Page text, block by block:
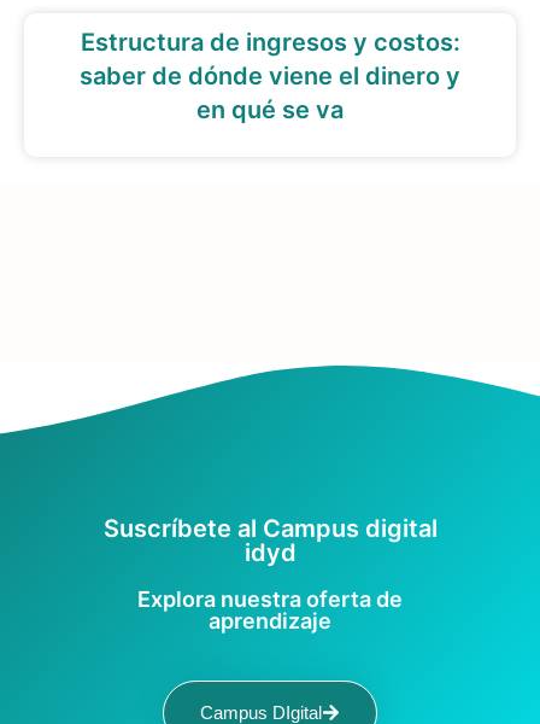
Estructura de ingresos y costos:
saber de dónde viene el dinero y
en qué se va
Suscríbete al Campus digital
idyd
Explora nuestra oferta de
aprendizaje
Campus DIgital